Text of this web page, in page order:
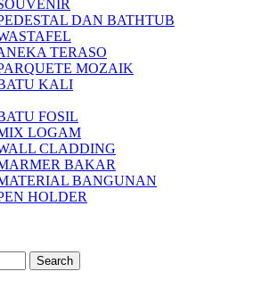
DAN BATHTUB
TERASO
MOZAIK
KALI
FOSIL
LOGAM
CLADDING
BAKAR
BANGUNAN
HOLDER
Search